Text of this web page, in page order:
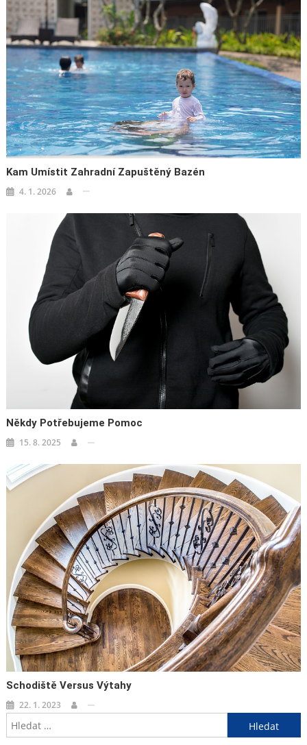
Kam Umístit Zahradní Zapuštěný Bazén
4. 1. 2026
Někdy Potřebujeme Pomoc
15. 8. 2025
Schodiště Versus Výtahy
22. 1. 2023
Vyhledávání